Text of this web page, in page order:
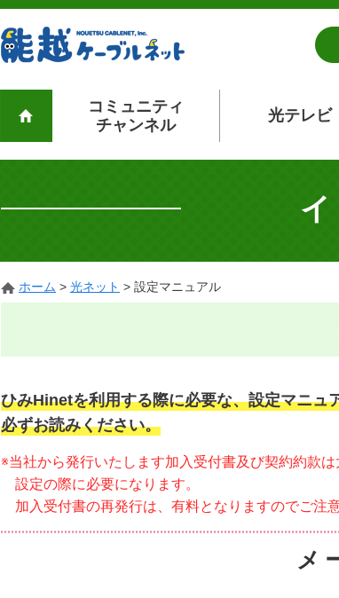
コミュニティ
チャンネル
光テレビ
ホーム > 光ネット > 設定マニュアル
ひみHinetを利用する際に必要な、設定マニュ
必ずお読みください。
※当社から発行いたします加入受付書及び契約約款は
設定の際に必要になります。
加入受付書の再発行は、有料となりますのでご注
メ